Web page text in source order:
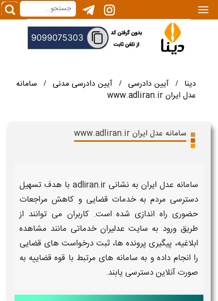
|||
دینا / آیین دادرسی / آیین دادرسی مدنی /
سامانه
عدل ایران www.adliran.ir
سامانه عدل ایران www.adliran.ir
سامانه عدل ایران به نشانی adliran.ir با هدف تسهیل
دسترسی مردم به خدمات قضایی و کاهش مراجعات
حضوری راه اندازی شده است. کاربران می توانند از
طریق ورود به سایت عدلیران خدماتی مانند مشاهده
ابلاغیه، پیگیری پرونده ها، ثبت درخواست های قضایی
را انجام داده و به سامانه های مرتبط با قوه قضاییه به
صورت آنلاین دسترسی یابند.